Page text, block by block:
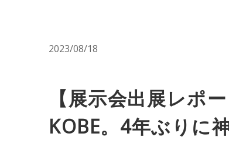
2023/08/18
【展示会出展レポ
KOBE。4年ぶりに